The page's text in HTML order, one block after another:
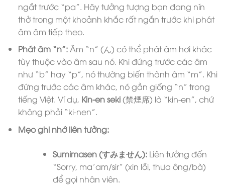
ngắt trước “pa”. Hãy tưởng tượng bạn đang nín
thở trong một khoảnh khắc rất ngắn trước khi phát
âm âm tiếp theo.
Phát âm “n”:Âm “n” (ん) có thể phát âm hơi khác
tùy thuộc vào âm sau nó. Khi đứng trước các âm
như “b” hay “p”, nó thường biến thành âm “m”. Khi
đứng trước các âm khác, nó gần giống “n” trong
tiếng Việt. Ví dụ, Kin-en seki(禁煙席) là “kin-en”, chứ
không phải “ki-nen”.
Mẹo ghi nhớ liên tưởng:
Sumimasen (すみません):Liên tưởng đến
“Sorry, ma’am/sir” (xin lỗi, thưa ông/bà)
để gọi nhân viên.